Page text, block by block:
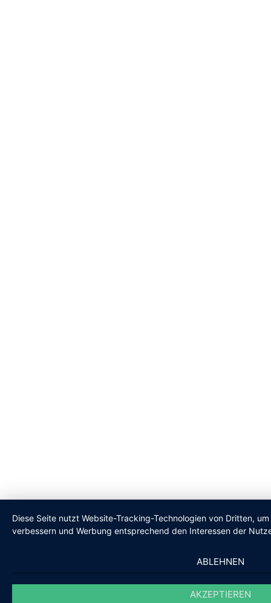
Diese Seite nutzt Website-Tracking-Technologien von Dritten,
verbessern und Werbung entsprechend den Interessen der
ABLEHNEN
AKZEPTIEREN